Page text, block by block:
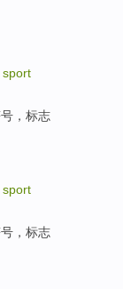
sport
， 标志
sport
， 标志